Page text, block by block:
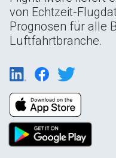
von Echtzeit-
Prognosen für alle
Luftfahrtbranche.